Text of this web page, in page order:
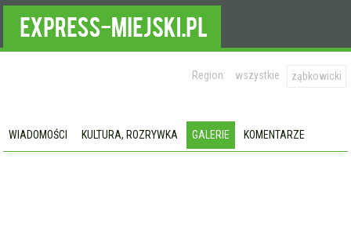
Region: wszystkie ząbkowicki
WIADOMOŚCI KULTURA, ROZRYWKA GALERIE KOMENTARZE